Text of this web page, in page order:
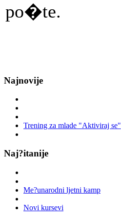
po�te.
Najnovije
Trening za mlade "Aktiviraj se"
Naj?itanije
Me?unarodni ljetni kamp
Novi kursevi